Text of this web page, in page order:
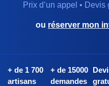
Prix d’un appel •
ou réserver mon
+ de 1 700
artisans
+ de 15000
demandes